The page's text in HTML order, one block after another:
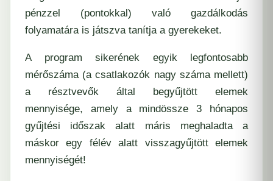
pénzzel (pontokkal) való gazdálkodás
folyamatára is játszva tanítja a gyerekeket.
A program sikerének egyik legfontosabb
mérőszáma (a csatlakozók nagy száma mellett)
a résztvevők által begyűjtött elemek
mennyisége, amely a mindössze 3 hónapos
gyűjtési időszak alatt máris meghaladta a
máskor egy félév alatt visszagyűjtött elemek
mennyiségét!